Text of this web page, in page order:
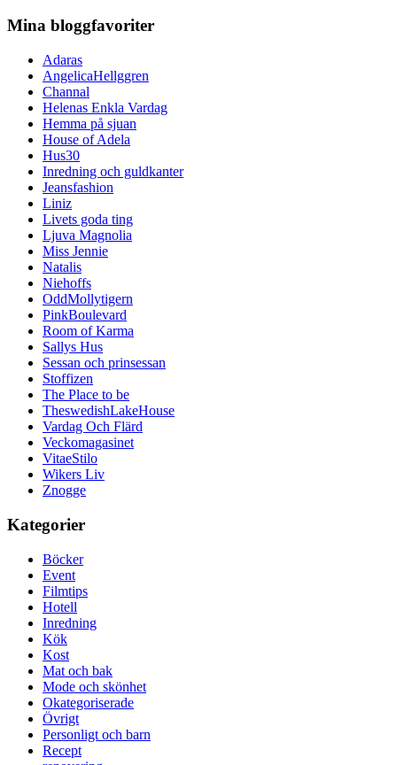
Mina bloggfavoriter
Adaras
AngelicaHellggren
Channal
Helenas Enkla Vardag
Hemma på sjuan
House of Adela
Hus30
Inredning och guldkanter
Jeansfashion
Liniz
Livets goda ting
Ljuva Magnolia
Miss Jennie
Natalis
Niehoffs
OddMollytigern
PinkBoulevard
Room of Karma
Sallys Hus
Sessan och prinsessan
Stoffizen
The Place to be
TheswedishLakeHouse
Vardag Och Flärd
Veckomagasinet
VitaeStilo
Wikers Liv
Znogge
Kategorier
Böcker
Event
Filmtips
Hotell
Inredning
Kök
Kost
Mat och bak
Mode och skönhet
Okategoriserade
Övrigt
Personligt och barn
Recept